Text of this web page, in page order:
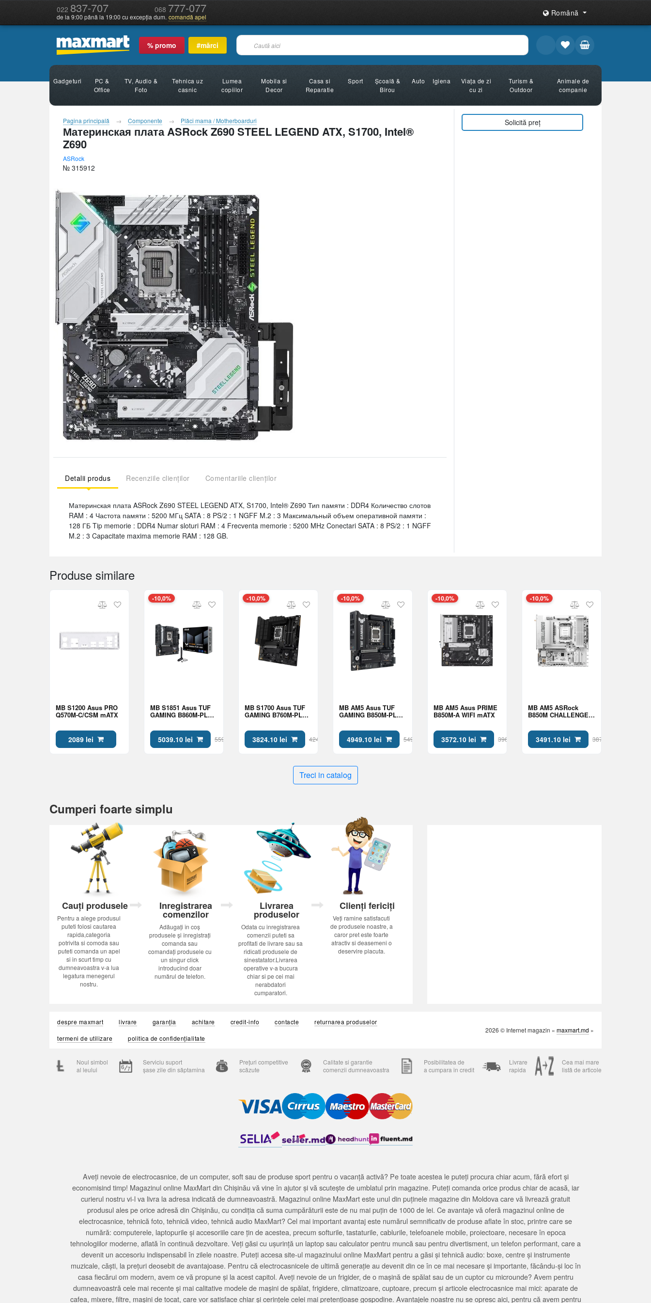
022 837-707 068 777-077
de la 9:00 până la 19:00 cu excepția dum. comandă apel Română
% promo #mărci
Gadgeturi
PC &
Office
TV, Audio &
Foto
Tehnica uz
casnic
Lumea
copiilor
Mobila si
Decor
Casa si
Reparatie
Sport
Şcoală &
Birou
Auto Igiena
Viața de zi
cu zi
Turism &
Outdoor
Animale de
companie
Pagina principală Componente Plăci mama / Motherboarduri
Материнская плата ASRock Z690 STEEL LEGEND ATX, S1700, Intel®
Z690
ASRock
№ 315912
Detalii produs Recenziile clienților Comentariile clienților
Материнская плата ASRock Z690 STEEL LEGEND ATX, S1700, Intel® Z690 Тип памяти : DDR4 Количество слотов
RAM : 4 Частота памяти : 5200 МГц SATA : 8 PS/2 : 1 NGFF M.2 : 3 Максимальный объем оперативной памяти :
128 ГБ Tip memorie : DDR4 Numar sloturi RAM : 4 Frecventa memorie : 5200 MHz Conectari SATA : 8 PS/2 : 1 NGFF
M.2 : 3 Capacitate maxima memorie RAM : 128 GB.
Solicită preț
Produse similare
MB S1200 Asus PRO
Q570M-C/CSM mATX
2089 lei
-10,0%
MB S1851 Asus TUF
GAMING B860M-PLUS
5039.10 lei 5599 lei
-10,0%
MB S1700 Asus TUF
GAMING B760M-PLUS
3824.10 lei 4249 lei
-10,0%
MB AM5 Asus TUF
GAMING B850M-PLUS
4949.10 lei 5499 lei
-10,0%
MB AM5 Asus PRIME
B850M-A WIFI mATX
3572.10 lei 3969 lei
-10,0%
MB AM5 ASRock
B850M CHALLENGER
3491.10 lei 3879 lei
Treci in catalog
Cumperi foarte simplu
Cauți produsele
Pentru a alege produsul
puteti folosi cautarea
rapida,categoria
potrivita si comoda sau
puteti comanda un apel
si in scurt timp cu
dumneavoastra v-a lua
legatura menegerul
nostru.
Inregistrarea
comenzilor
Adăugați în coș
produsele și înregistrați
comanda sau
comandați produsele cu
un singur click
introducînd doar
numărul de telefon.
Livrarea
produselor
Odata cu inregistrarea
comenzii puteti sa
profitati de livrare sau sa
ridicati produsele de
sinestatator.Livrarea
operative v-a bucura
chiar si pe cei mai
nerabdatori
cumparatori.
Clienți fericiți
Veți ramine satisfacuti
de produsele noastre, a
caror pret este foarte
atractiv si deasemeni o
deservire placuta.
despre maxmart livrare garanția achitare credit-info contacte
returnarea produselor
termeni de utilizare
politica de confidențialitate
2026 © Internet magazin « maxmart.md »
Noul simbol
al leului
Serviciu suport
șase zile din săptamina
Prețuri competitive
scăzute
Calitate si garantie
comenzii dumneavoastra
Posibilitatea de
a cumpara in credit
Livrare
rapida
Cea mai mare
listă de articole
Aveți nevoie de electrocasnice, de un computer, soft sau de produse sport pentru o vacanță activă? Pe toate acestea le puteți procura chiar acum, fără efort și
economisind timp! Magazinul online MaxMart din Chișinău vă vine în ajutor și vă scutește de umblatul prin magazine. Puteți comanda orice produs chiar de acasă, iar
curierul nostru vi-l va livra la adresa indicată de dumneavoastră. Magazinul online MaxMart este unul din puținele magazine din Moldova care vă livrează gratuit
produsul ales pe orice adresă din Chișinău, cu condiția că suma cumpărăturii este de nu mai puțin de 1000 de lei. Ce avantaje vă oferă magazinul online de
electrocasnice, tehnică foto, tehnică video, tehnică audio MaxMart? Cel mai important avantaj este numărul semnificativ de produse aflate în stoc, printre care se
numără: computerele, laptopurile și accesoriile care țin de acestea, precum softurile, tastaturile, cablurile, telefoanele mobile, proiectoare, necesare în epoca
tehnologiilor moderne, aflată în continuă dezvoltare. Veți găsi cu ușurință un laptop sau calculator pentru muncă sau pentru divertisment, un telefon performant, care a
devenit un accesoriu indispensabil în zilele noastre. Puteți accesa site-ul magazinului online MaxMart pentru a găsi și tehnică audio: boxe, centre și instrumente
muzicale, căști, la prețuri deosebit de avantajoase. Pentru că electrocasnicele de ultimă generație au devenit din ce în ce mai necesare și importante, făcându-și loc în
casa fiecărui om modern, avem ce vă propune și la acest capitol. Aveți nevoie de un frigider, de o mașină de spălat sau de un cuptor cu microunde? Avem pentru
dumneavoastră cele mai recente și mai calitative modele de mașini de spălat, frigidere, climatizoare, cuptoare, precum și articole electrocasnice mai mici: aparate de
cafea, mixere, filtre, mașini de tocat, care vor satisface chiar și cerințele celei mai pretențioase gospodine. Avantajele noastre nu se opresc aici, pentru că avem pentru